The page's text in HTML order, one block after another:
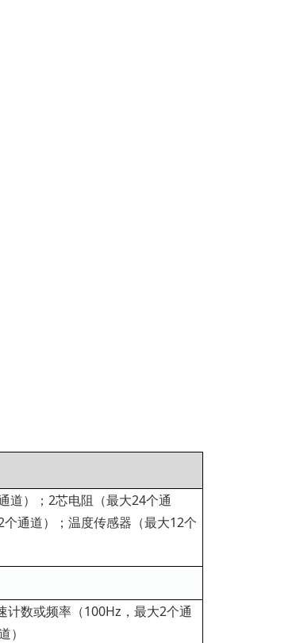
道）；2芯电阻（最大24个通
通道）；温度传感器（最大12个
数或频率（100Hz，最大2个通
）